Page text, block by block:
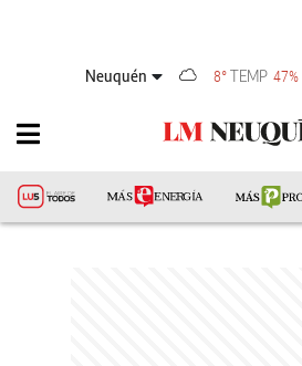
Neuquén 8°TEMP 47%